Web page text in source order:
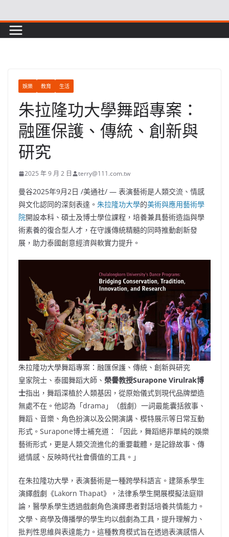
to
content
娛樂 教育 生活
朱拉隆功大學舞蹈專案：
融匯保護、傳統、創新與
研究
2025 年 9 月 2 日 terry@111.com.tw
曼谷2025年9月2日 /美通社/ — 表演藝術是人類交流、情感
與文化認同的深刻表達。 朱拉隆功大學的美術與應用藝術學
院開設本科、碩士及博士學位課程，培養兼具藝術造詣與學
術素養的復合型人才，在守護傳統精髓的同時推動創新發
展，助力泰國創意經濟與軟實力提升。
朱拉隆功大學舞蹈專案：融匯保護、傳統、創新與研究
皇家院士、泰國舞蹈大師、 榮譽教授Surapone Virulrak博
士指出，舞蹈深植於人類基因，從原始儀式到現代品牌塑造
無處不在。他認為「drama」（戲劇）一詞最能囊括敘事、
舞蹈、音樂、角色扮演以及公開演講、模特展示等日常互動
形式。Surapone博士補充道：「因此，舞蹈絕非單純的娛樂
藝術形式，更是人類交流進化的重要載體，是記錄故事、傳
遞情感、反映時代社會價值的工具。」
在朱拉隆功大學，表演藝術是一種跨學科語言。建築系學生
演繹戲劇《Lakorn Thapat》，法律系學生開展模擬法庭辯
論，醫學系學生透過戲劇角色演繹患者對話培養共情能力。
文學、商學及傳播學的學生均以戲劇為工具，提升理解力、
批判性思維與表達能力。這種教育模式旨在透過表演感悟人